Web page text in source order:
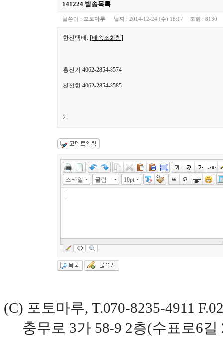
141224 발송목록
글쓴이 : 포토마루 날짜 : 2014-12-24 (수) 18:17 조회 : 8130
한진택배: [배송조회창]
홍진기 4062-2854-8574
전정현 4062-2854-8585
2
스타일 굴림 10pt
(C) 포토마루, T.070-8235-4911
충무로 3가 58-9 2층(수표로6